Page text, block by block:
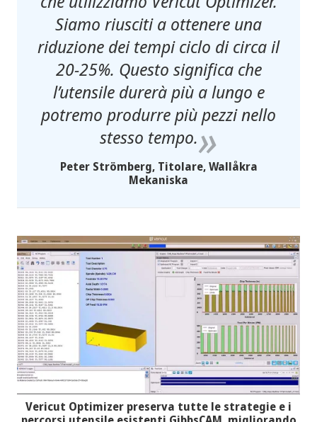
Siamo riusciti a ottenere una
riduzione dei tempi ciclo di circa il
20-25%. Questo significa che
l’utensile durerà più a lungo e
potremo produrre più pezzi nello
stesso tempo.
Peter Strömberg, Titolare, Wallåkra
Mekaniska
Vericut Optimizer preserva tutte le strategie e i